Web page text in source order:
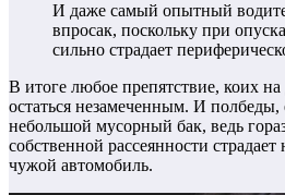
И даже самый опытный
впросак, поскольку при
сильно страдает
В итоге любое препятствие, коих
остаться незамеченным. И полбеды,
небольшой мусорный бак, ведь
собственной рассеянности
чужой автомобиль.